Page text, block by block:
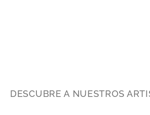
DESCUBRE A NUESTROS